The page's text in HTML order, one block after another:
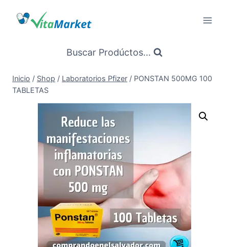
Buscar Prodúctos...
Inicio / Shop / Laboratorios Pfizer / PONSTAN 500MG 100
TABLETAS